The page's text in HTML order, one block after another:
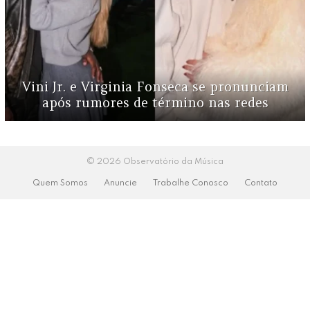
Vini Jr. e Virginia Fonseca se pronunciam
após rumores de término nas redes
© 2026 Observatório da Música
Quem Somos Anuncie Trabalhe Conosco Contato